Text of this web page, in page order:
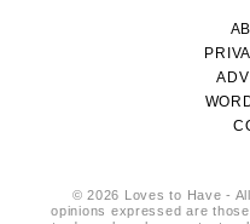
© 2026 Loves to Have -
opinions expressed are